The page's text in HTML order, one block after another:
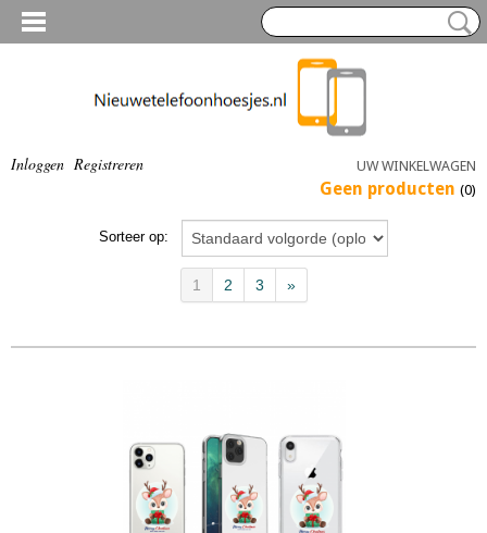
Inloggen Registreren UW WINKELWAGEN
Geen producten (0)
Sorteer op:
1 2 3 »